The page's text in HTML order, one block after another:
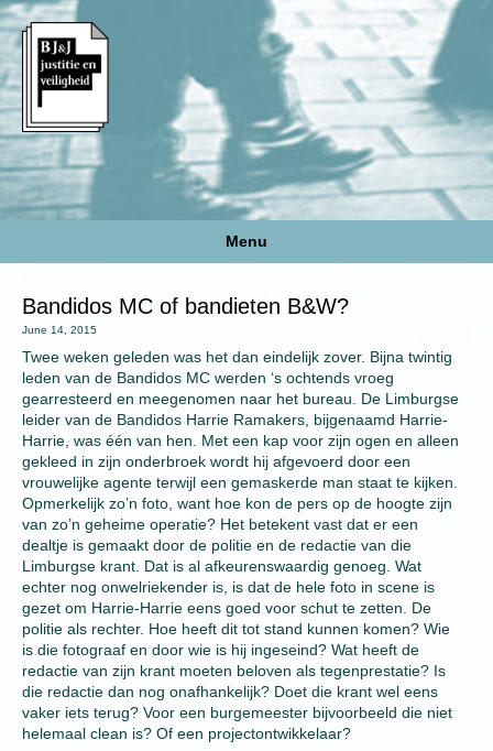
Menu
Bandidos MC of bandieten B&W?
June 14, 2015
Twee weken geleden was het dan eindelijk zover. Bijna twintig
leden van de Bandidos MC werden ‘s ochtends vroeg
gearresteerd en meegenomen naar het bureau. De Limburgse
leider van de Bandidos Harrie Ramakers, bijgenaamd Harrie-
Harrie, was één van hen. Met een kap voor zijn ogen en alleen
gekleed in zijn onderbroek wordt hij afgevoerd door een
vrouwelijke agente terwijl een gemaskerde man staat te kijken.
Opmerkelijk zo’n foto, want hoe kon de pers op de hoogte zijn
van zo’n geheime operatie? Het betekent vast dat er een
dealtje is gemaakt door de politie en de redactie van die
Limburgse krant. Dat is al afkeurenswaardig genoeg. Wat
echter nog onwelriekender is, is dat de hele foto in scene is
gezet om Harrie-Harrie eens goed voor schut te zetten. De
politie als rechter. Hoe heeft dit tot stand kunnen komen? Wie
is die fotograaf en door wie is hij ingeseind? Wat heeft de
redactie van zijn krant moeten beloven als tegenprestatie? Is
die redactie dan nog onafhankelijk? Doet die krant wel eens
vaker iets terug? Voor een burgemeester bijvoorbeeld die niet
helemaal clean is? Of een projectontwikkelaar?